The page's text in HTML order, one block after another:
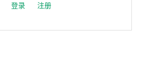
登录 注册